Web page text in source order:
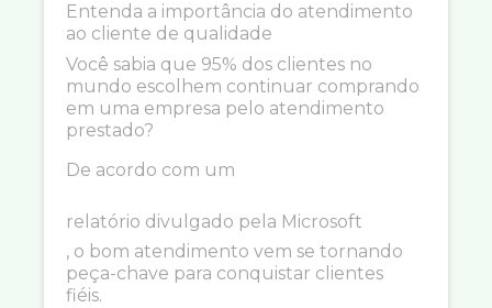
Entenda a importância do atendimento
ao cliente de qualidade
Você sabia que 95% dos clientes no
mundo escolhem continuar comprando
em uma empresa pelo atendimento
prestado?
De acordo com um
relatório divulgado pela Microsoft
, o bom atendimento vem se tornando
peça-chave para conquistar clientes
fiéis.